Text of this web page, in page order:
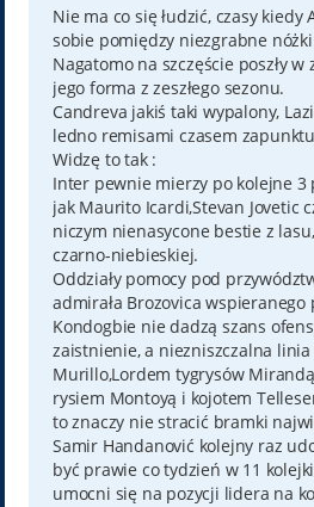
t
Nie ma co się łudzić, czasy kiedy
sobie pomiędzy niezgrabne nóżki
Nagatomo na szczęście poszły
jego forma z zeszłego sezonu.
Candreva jakiś taki wypalony,
ledno remisami czasem
Widzę to tak :
Inter pewnie mierzy po kolejne 3
jak Maurito Icardi,Stevan Jovetic
niczym nienasycone bestie z
czarno-niebieskiej.
Oddziały pomocy pod
admirała Brozovica wspieranego
Kondogbie nie dadzą szans
zaistnienie, a niezniszczalna
Murillo,Lordem tygrysów
rysiem Montoyą i kojotem
to znaczy nie stracić bramki
Samir Handanović kolejny raz
być prawie co tydzień w 11
umocni się na pozycji lidera na